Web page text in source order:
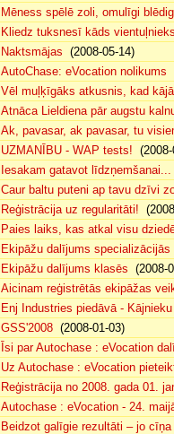
Mēness spēlē zoli, omulīgi
Kliedz tuksnesī kāds
Naktsmājas (2008-05-14)
AutoChase: eVocation nolikums
Vēl muļķīgāks atkusnis, kad
Atnāca Lieldiena pār augstu
Ak, pavasar, ak pavasar, tu
UZMANĪBU - WAP tests!
Iesakam gatavot līdzņemšanai...
Caur baltu puteni ap tavu dzīvi
Reģistrācija uz regularitāti!
Paies laiks, kas atkal visu
Ekipāžu dalījums specializācijās
Ekipāžu dalījums klasēs (2008-
Aicinam reģistrētās ekipāžas
Enj Industries piedāvā -
GSS'2008 (2008-01-03)
Īsi par Autochase : eVocation
Uz Autochase : eVocation
Reģistrācija no 2008. gada 01.
Autochase : eVocation - 24.
Beidzot galīgie rezultāti – jo